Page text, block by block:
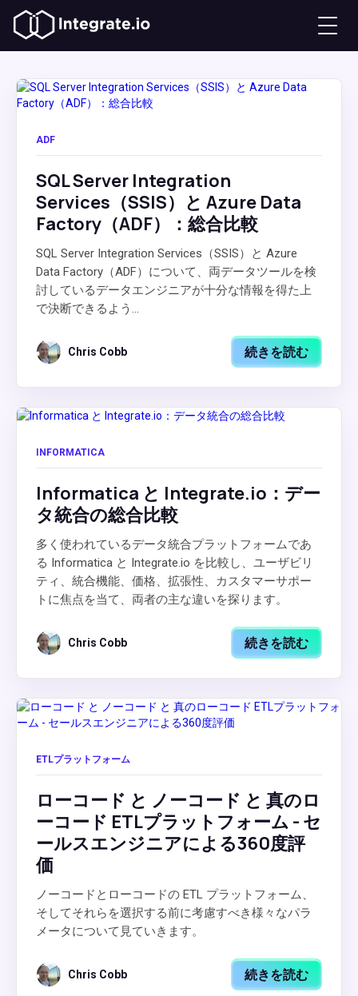
ADF
SQL Server Integration
Services（SSIS）と Azure Data
Factory（ADF）：総合比較
SQL Server Integration Services（SSIS）と Azure
Data Factory（ADF）について、両データツールを検
討しているデータエンジニアが十分な情報を得た上
で決断できるよう...
Chris Cobb 続きを読む
INFORMATICA
Informatica と Integrate.io：デー
タ統合の総合比較
多く使われているデータ統合プラットフォームであ
る Informatica と Integrate.io を比較し、ユーザビリ
ティ、統合機能、価格、拡張性、カスタマーサポー
トに焦点を当て、両者の主な違いを探ります。
Chris Cobb 続きを読む
ETLプラットフォーム
ローコード と ノーコード と 真のロ
ーコード ETLプラットフォーム - セ
ールスエンジニアによる360度評
価
ノーコードとローコードの ETL プラットフォーム、
そしてそれらを選択する前に考慮すべき様々なパラ
メータについて見ていきます。
Chris Cobb 続きを読む